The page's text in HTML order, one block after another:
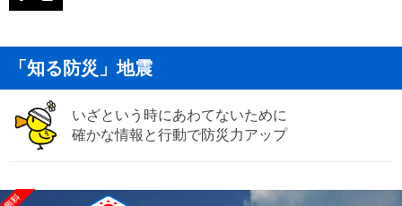
「知る防災」地震
いざという時にあわてないために
確かな情報と行動で防災力アップ